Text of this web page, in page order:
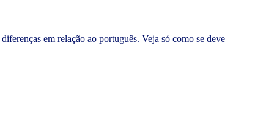
em relação ao português. Veja só como se deve